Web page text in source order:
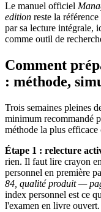
Le manuel officiel
edition reste la
par sa lecture intégrale,
comme outil de
Comment
: méthode,
Trois semaines pleines
minimum recommandé
méthode la plus efficace
Étape 1 : relecture
rien. Il faut lire crayon
personnel en première
84, qualité produit —
index personnel est ce
l'examen en livre ouvert.